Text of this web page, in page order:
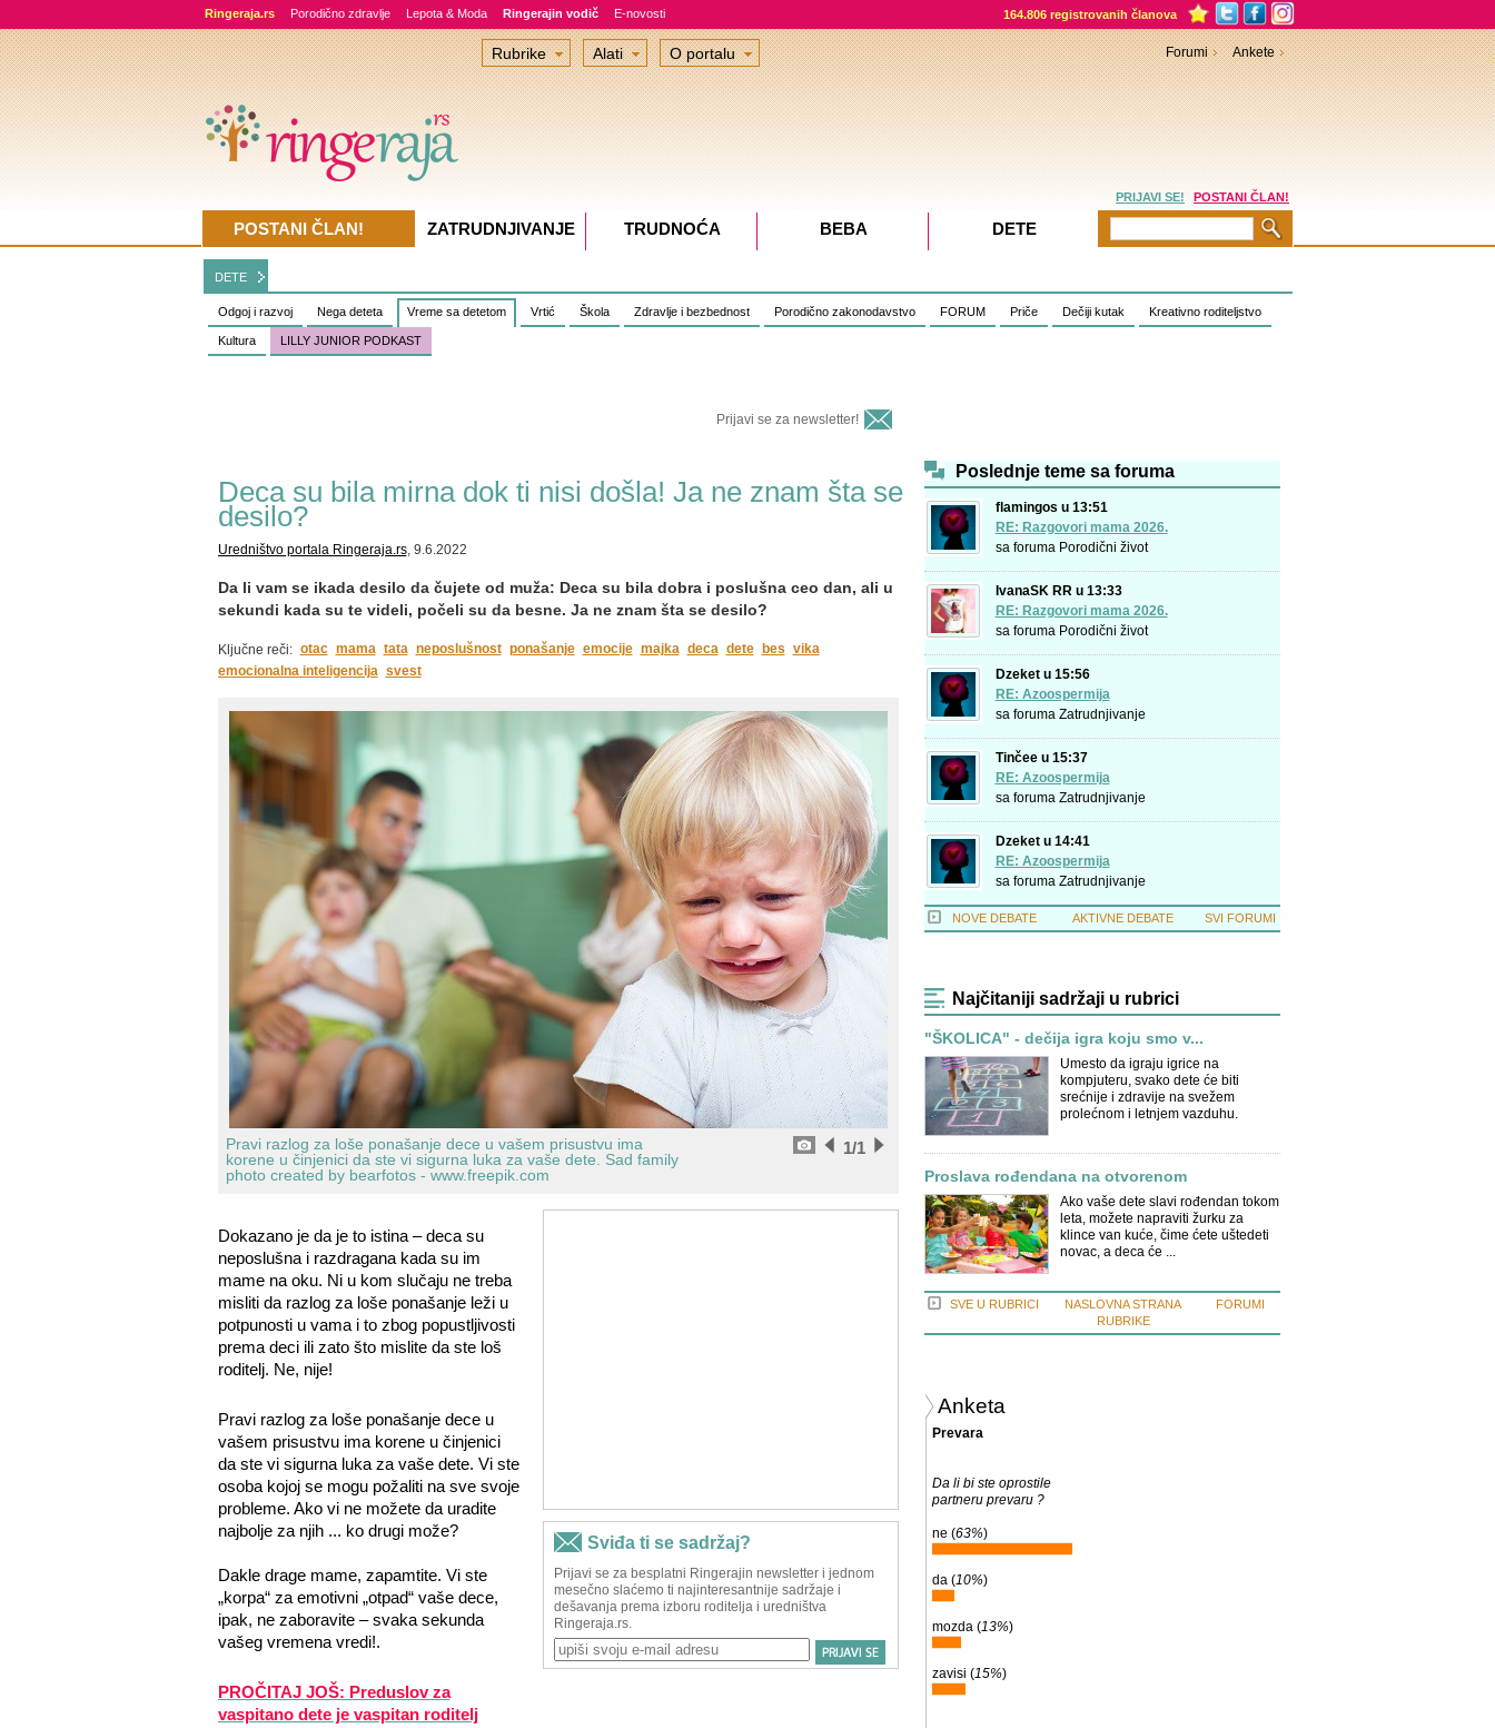
Ringeraja.rs Porodično zdravlje Lepota & Moda Ringerajin vodič E-novosti 164.806 registrovanih članova
DETE
Odgoj i razvoj Nega deteta Vreme sa detetom Vrtić Škola Zdravlje i bezbednost Porodično zakonodavstvo FORUM Priče Dečiji kutak Kreativno roditeljstvo
Kultura LILLY JUNIOR PODKAST
Prijavi se za newsletter!
Deca su bila mirna dok ti nisi došla! Ja ne znam šta se
desilo?
Uredništvo portala Ringeraja.rs, 9.6.2022
Da li vam se ikada desilo da čujete od muža: Deca su bila dobra i poslušna ceo dan, ali u
sekundi kada su te videli, počeli su da besne. Ja ne znam šta se desilo?
Ključne reči: otac mama tata neposlušnost ponašanje emocije majka deca dete bes vika
emocionalna inteligencija svest
Pravi razlog za loše ponašanje dece u vašem prisustvu ima
korene u činjenici da ste vi sigurna luka za vaše dete. Sad family
photo created by bearfotos - www.freepik.com
/1
1
Dokazano je da je to istina – deca su
neposlušna i razdragana kada su im
mame na oku. Ni u kom slučaju ne treba
misliti da razlog za loše ponašanje leži u
potpunosti u vama i to zbog popustljivosti
prema deci ili zato što mislite da ste loš
roditelj. Ne, nije!
Pravi razlog za loše ponašanje dece u
vašem prisustvu ima korene u činjenici
da ste vi sigurna luka za vaše dete. Vi ste
osoba kojoj se mogu požaliti na sve svoje
probleme. Ako vi ne možete da uradite
najbolje za njih ... ko drugi može?
Dakle drage mame, zapamtite. Vi ste
„korpa“ za emotivni „otpad“ vaše dece,
ipak, ne zaboravite – svaka sekunda
vašeg vremena vredi!.
PROČITAJ JOŠ: Preduslov za
vaspitano dete je vaspitan roditelj
Poslednje teme sa foruma
flamingos u 13:51
RE: Razgovori mama 2026.
sa foruma Porodični život
IvanaSK RR u 13:33
RE: Razgovori mama 2026.
sa foruma Porodični život
Dzeket u 15:56
RE: Azoospermija
sa foruma Zatrudnjivanje
Tinčee u 15:37
RE: Azoospermija
sa foruma Zatrudnjivanje
Dzeket u 14:41
RE: Azoospermija
sa foruma Zatrudnjivanje
NOVE DEBATE AKTIVNE DEBATE SVI FORUMI
Najčitaniji sadržaji u rubrici
"ŠKOLICA" - dečija igra koju smo v...
Umesto da igraju igrice na
kompjuteru, svako dete će biti
srećnije i zdravije na svežem
prolećnom i letnjem vazduhu.
Proslava rođendana na otvorenom
Ako vaše dete slavi rođendan tokom
leta, možete napraviti žurku za
klince van kuće, čime ćete uštedeti
novac, a deca će ...
SVE U RUBRICI
NASLOVNA STRANA
RUBRIKE
FORUMI
Anketa
Prevara
Da li bi ste oprostile
partneru prevaru ?
ne (63%)
da (10%)
mozda (13%)
zavisi (15%)
Rubrike Alati O portalu Forumi Ankete
PRIJAVI SE! POSTANI ČLAN!
POSTANI ČLAN! ZATRUDNJIVANJE TRUDNOĆA BEBA DETE